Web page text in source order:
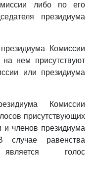
либо по его
президиума
Комиссии
нем присутствуют
или президиума
Комиссии
присутствующих
и членов президиума
случае равенства
голос